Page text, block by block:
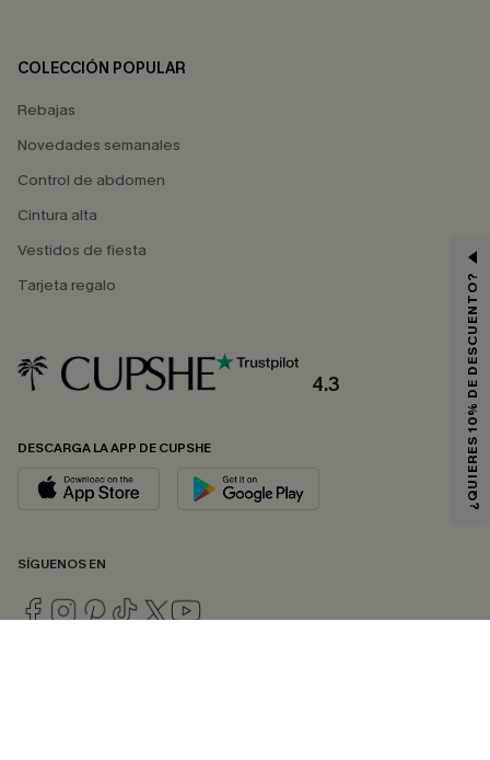
COLECCIÓN POPULAR
Rebajas
Novedades semanales
Control de abdomen
Cintura alta
Vestidos de fiesta
Tarjeta regalo
4.3
DESCARGA LA APP DE CUPSHE
SÍGUENOS EN
¿QUIERES 10% DE DESCUENTO?